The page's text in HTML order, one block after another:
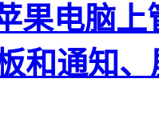
果电脑
和通知